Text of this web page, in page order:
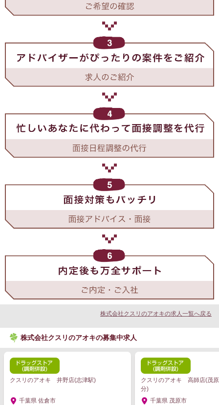
株式会社クスリのアオキの求人一覧へ戻る
株式会社クスリのアオキの募集中求人
クスリのアオキ 井野店(志津駅)
千葉県 佐倉市
クスリのアオキ 高師店(茂
分)
千葉県 茂原市